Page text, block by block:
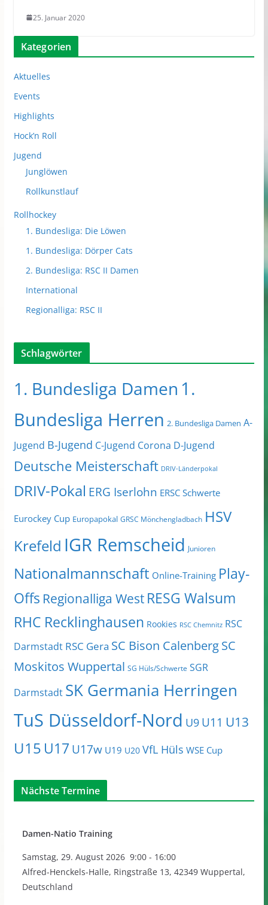
25. Januar 2020
Kategorien
Aktuelles
Events
Highlights
Hock’n Roll
Jugend
Junglöwen
Rollkunstlauf
Rollhockey
1. Bundesliga: Die Löwen
1. Bundesliga: Dörper Cats
2. Bundesliga: RSC II Damen
International
Regionalliga: RSC II
Schlagwörter
1. Bundesliga Damen 1.
Bundesliga Herren 2. Bundesliga Damen A-
Jugend B-Jugend C-Jugend Corona D-Jugend
Deutsche Meisterschaft DRIV-Länderpokal
DRIV-Pokal ERG Iserlohn ERSC Schwerte
Eurockey Cup Europapokal GRSC Mönchengladbach HSV
Krefeld IGR Remscheid Junioren
Nationalmannschaft Online-Training Play-
Offs Regionalliga West RESG Walsum
RHC Recklinghausen Rookies RSC Chemnitz RSC
Darmstadt RSC Gera SC Bison CalenbergSC
Moskitos Wuppertal SG Hüls/Schwerte SGR
Darmstadt SK Germania Herringen
TuS Düsseldorf-Nord U9 U11 U13
U15 U17 U17w U19 U20 VfL Hüls WSE Cup
Nächste Termine
Damen-Natio Training
Samstag, 29. August 2026 9:00- 16:00
Alfred-Henckels-Halle, Ringstraße 13, 42349 Wuppertal,
Deutschland